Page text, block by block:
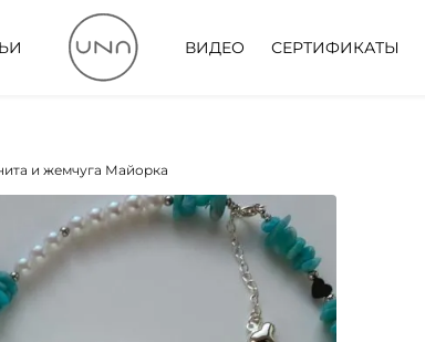
ВИДЕО СЕРТИФИКАТЫ
и жемчуга Майорка